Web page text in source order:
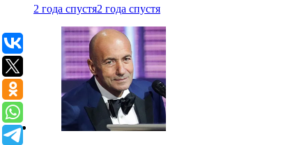
2 года спустя2 года спустя